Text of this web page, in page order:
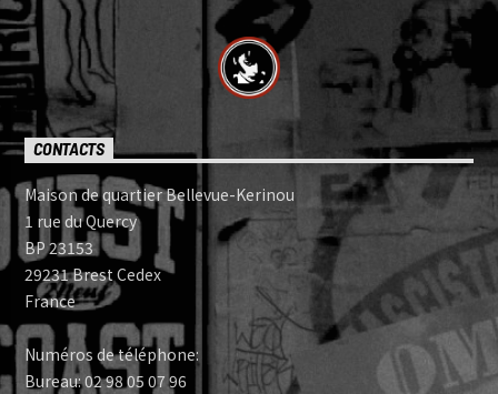
CONTACTS
Maison de quartier Bellevue-Kerinou
1 rue du Quercy
BP 23153
29231 Brest Cedex
France
Numéros de téléphone:
Bureau: 02 98 05 07 96